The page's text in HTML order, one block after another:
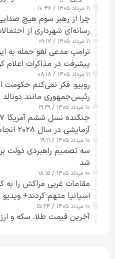
۱۱ مرداد ۱۴۰۵ / ۱۰:۴۶
چرا از رهبر سوم هیچ
رسانه‌ای شهرداری از
جاسوسی گفت
۱۱ مرداد ۱۴۰۵ / ۰۹:۱۷
ترامپ مدعی
پیشرفت در مذاکرات اعلام
۱۱ مرداد ۱۴۰۵ / ۰۸:۱۸
روبیو: فکر نمی‌کنم حکومت
رئیس‌جمهوری مانند دونالد
کسی که واقعاً دست به اقدام
۱۰ مرداد ۱۴۰۵ / ۱۹:۲۹
آزمایشی در سال ۲۰۲۸ انجام می‌شود
۱۰ مرداد ۱۴۰۵ / ۱۹:۱۱
سه تصمیم راهبردی دولت
شد
۱۰ مرداد ۱۴۰۵ / ۱۸:۱۵
مقامات غربی مراکش را
اسپانیا متهم کردند+ ویدیو
۱۰ مرداد ۱۴۰۵ / ۱۵:۲۴
آخرین قیمت طلا، سکه و ارز شنبه 10